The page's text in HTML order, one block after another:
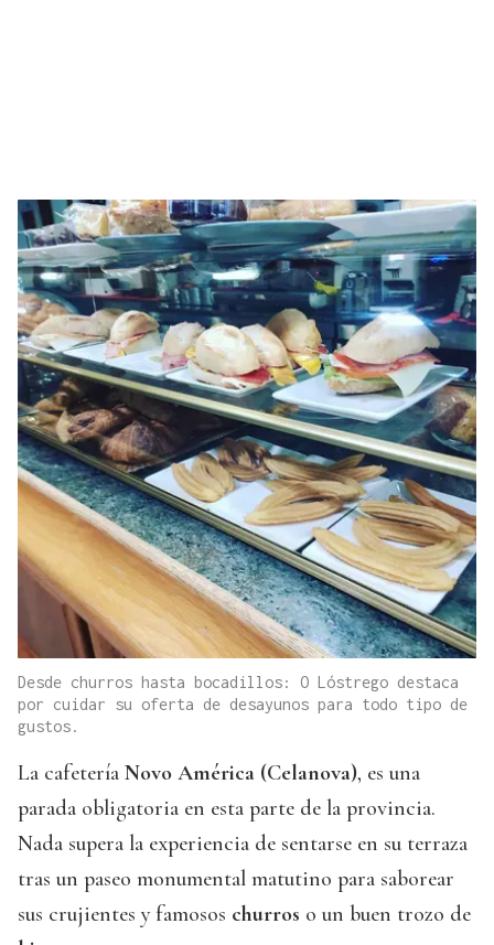
Desde churros hasta bocadillos: O Lóstrego destaca
por cuidar su oferta de desayunos para todo tipo de
gustos.
La cafetería Novo América (Celanova), es una
parada obligatoria en esta parte de la provincia.
Nada supera la experiencia de sentarse en su terraza
tras un paseo monumental matutino para saborear
sus crujientes y famosos churros o un buen trozo de